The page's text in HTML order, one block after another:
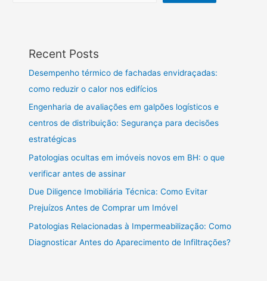
Recent Posts
Desempenho térmico de fachadas envidraçadas:
como reduzir o calor nos edifícios
Engenharia de avaliações em galpões logísticos e
centros de distribuição: Segurança para decisões
estratégicas
Patologias ocultas em imóveis novos em BH: o que
verificar antes de assinar
Due Diligence Imobiliária Técnica: Como Evitar
Prejuízos Antes de Comprar um Imóvel
Patologias Relacionadas à Impermeabilização: Como
Diagnosticar Antes do Aparecimento de Infiltrações?